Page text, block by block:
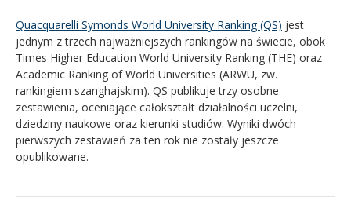
Quacquarelli Symonds World University Ranking (QS) jest
jednym z trzech najważniejszych rankingów na świecie, obok
Times Higher Education World University Ranking (THE) oraz
Academic Ranking of World Universities (ARWU, zw.
rankingiem szanghajskim). QS publikuje trzy osobne
zestawienia, oceniające całokształt działalności uczelni,
dziedziny naukowe oraz kierunki studiów. Wyniki dwóch
pierwszych zestawień za ten rok nie zostały jeszcze
opublikowane.